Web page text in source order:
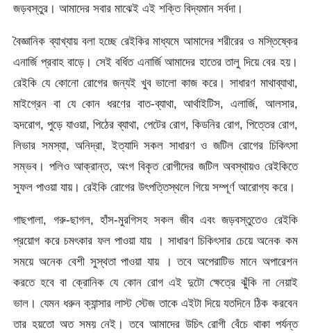
জড়বস্তুর। আমাদের সবার মাঝেই এই শক্তি বিদ্যমান সর্বদা।
বৈজ্ঞানিক ব্যাখ্যায় বলা হচ্ছে রেইকির মাধ্যমে আমাদের শরীরের ও মস্তিষ্কের
এনার্জি প্রবাহ বাড়ে। সেই বর্ধিত এনার্জি আমাদের হাতের তালু দিয়ে বের হয়।
রেইকি যে কোনো রোগের জন্যই খুব ভালো কাজ করে। সাধারণ মাথাব্যাথা,
মাইগ্রেন বা যে কোন ধরণের বাত-ব্যাথা, আর্থাইটিস, এলার্জি, আলসার,
হৃদরোগ, পুড়ে যাওয়া, পিঠের ব্যাথা, পেটের রোগ, কিডনির রোগ, পিত্তের রোগ,
লিভার সমস্যা, অনিদ্রা, ইত্যাদি সকল সাধারণ ও জটিল রোগের চিকিৎসা
সম্ভব। পলিও আক্রান্ত, অংগ বিকৃত রোগীদের জটিল অবস্থায়ও রেইকিতে
সুফল পাওয়া যায়। রেইকি রোগের উৎপত্তিস্থলে গিয়ে সম্পূর্ণ আরোগ্য করে।
গাছপালা, গরু-ছাগল, হাঁস-মুরগিসহ সকল জীব এবং জড়বস্তুতেও রেইকি
প্রয়োগ করে চমৎকার ফল পাওয়া যায় । সাধারণ চিকিৎসার চেয়ে অনেক কম
সময়ে অনেক বেশী সুস্থতা পাওয়া যায় । তবে অপেরাটিভ মানে অপারেশন
করতে হবে বা ক্রোনিক যে কোন রোগ এই দুটো ক্ষেত্রে ঝুঁকি না নেয়াই
ভাল। যেমন ধরুন ক্যান্সার লাস্ট স্টেজ তাকে এইটা দিয়ে যতদিনে ঠিক করবেন
তার হয়তো অত সময় নেই। তবে আমাদের উচিৎ রোগী বেঁচে থাকা পর্যন্ত